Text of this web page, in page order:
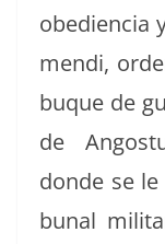
obe­di­en­cia
men­di,
buque de
de
donde se
bunal